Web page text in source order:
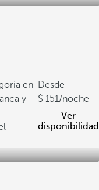
en
y
Desde
151/noche
Ver
disponibilidad